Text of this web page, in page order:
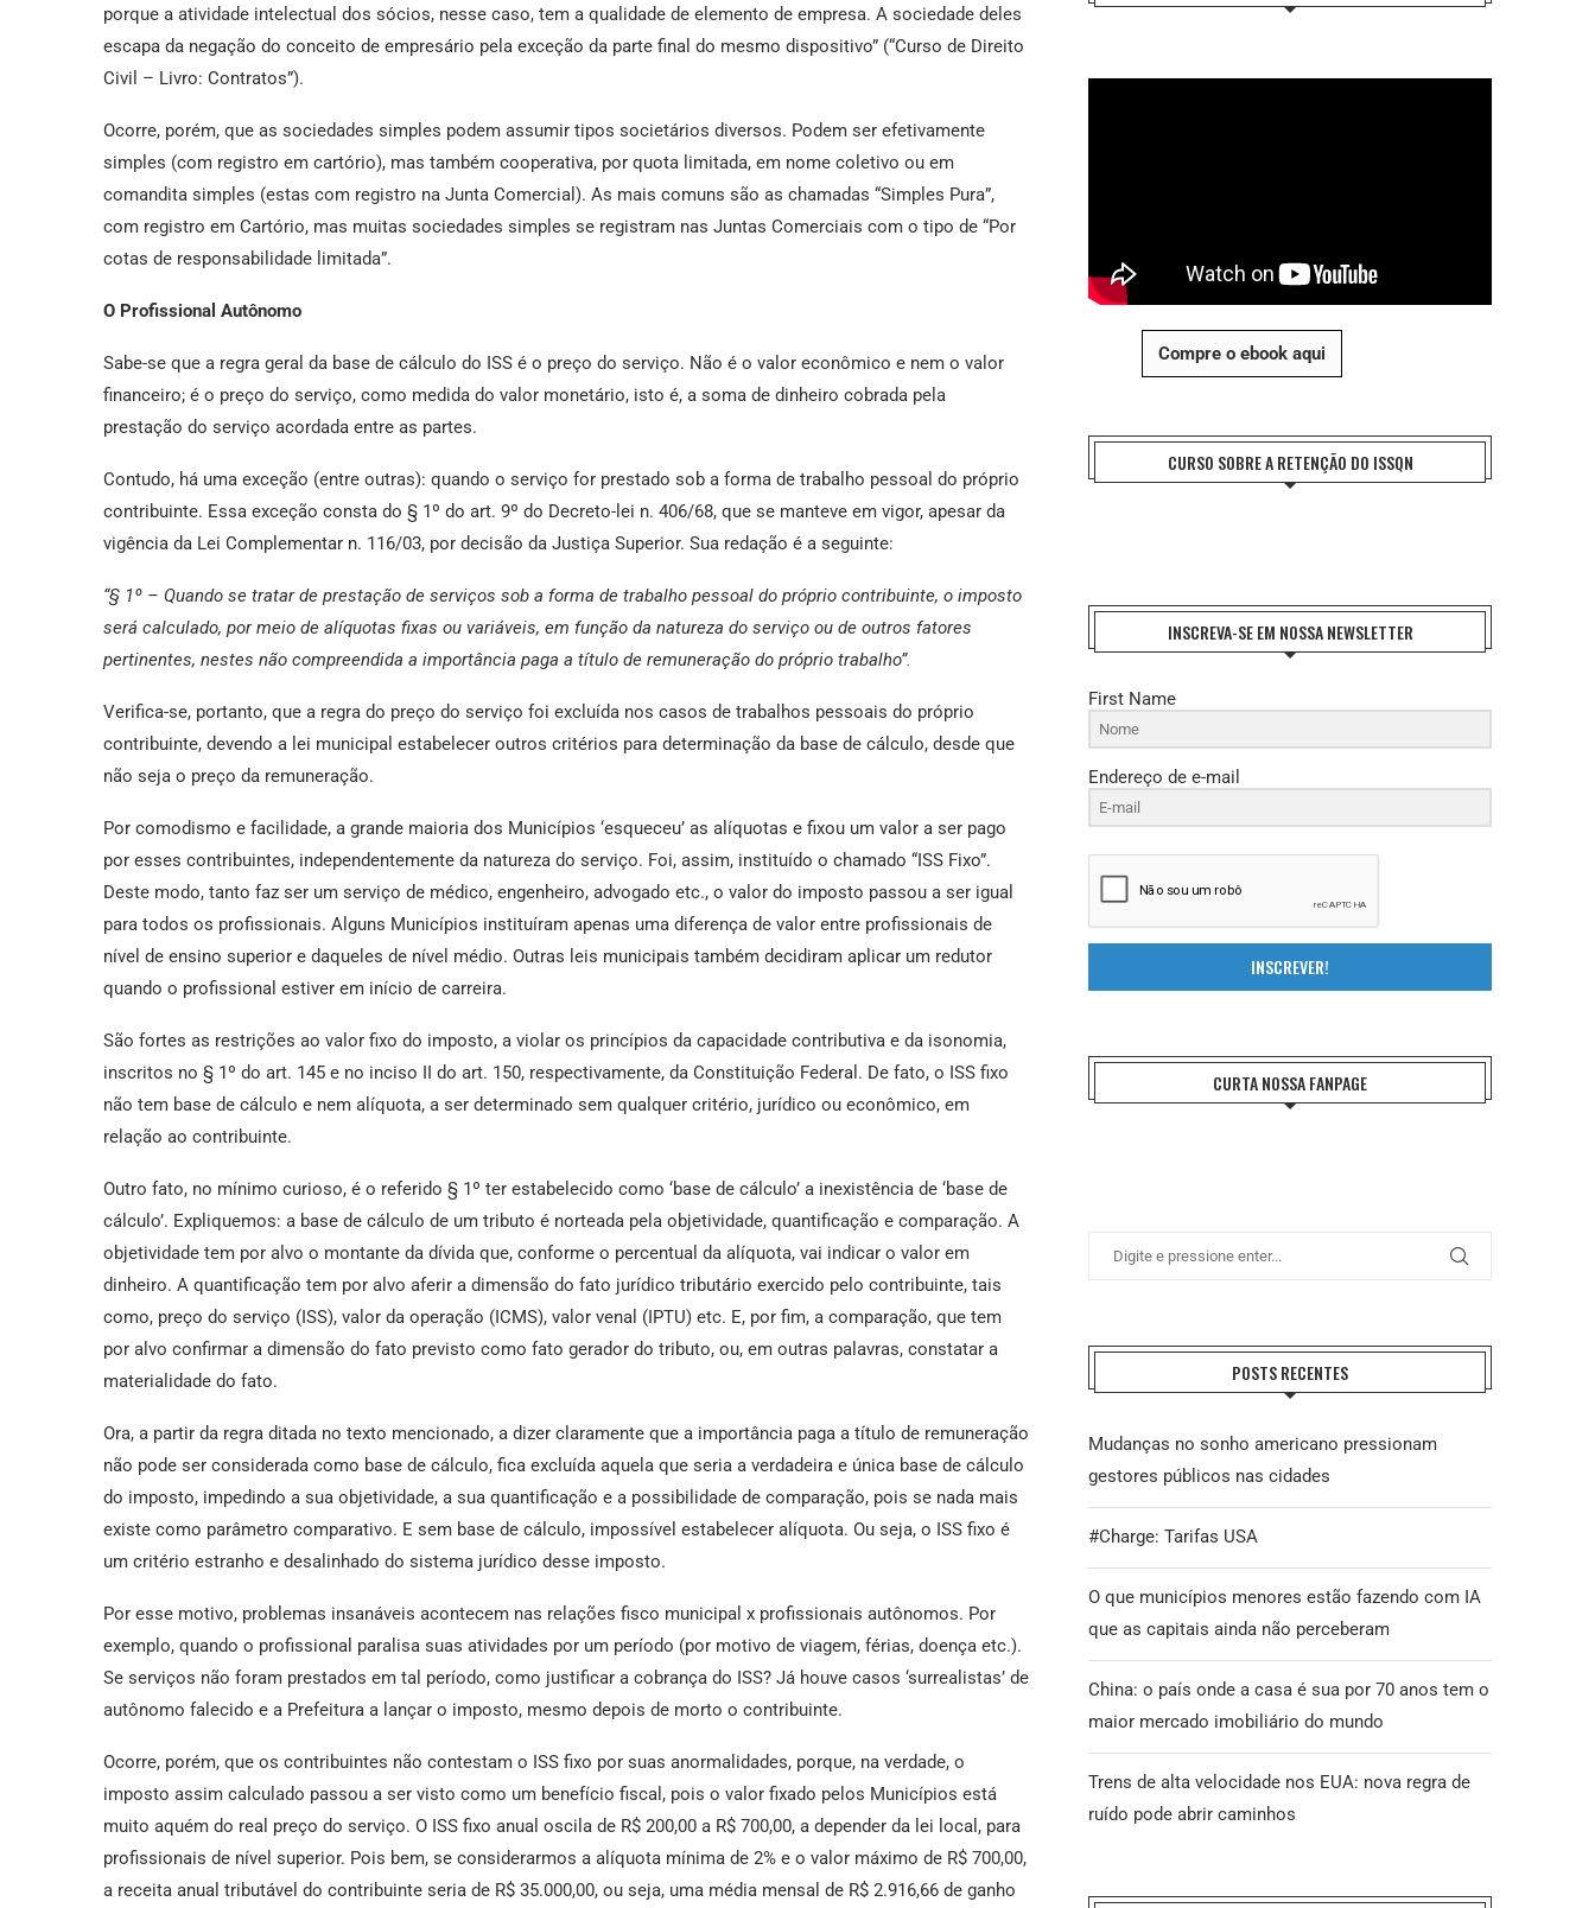
porque a atividade intelectual dos sócios, nesse caso, tem a qualidade de elemento de empresa. A sociedade deles
escapa da negação do conceito de empresário pela exceção da parte final do mesmo dispositivo” (“Curso de Direito
Civil – Livro: Contratos”).
Ocorre, porém, que as sociedades simples podem assumir tipos societários diversos. Podem ser efetivamente
simples (com registro em cartório), mas também cooperativa, por quota limitada, em nome coletivo ou em
comandita simples (estas com registro na Junta Comercial). As mais comuns são as chamadas “Simples Pura”,
com registro em Cartório, mas muitas sociedades simples se registram nas Juntas Comerciais com o tipo de “Por
cotas de responsabilidade limitada”.
O Profissional Autônomo
Sabe-se que a regra geral da base de cálculo do ISS é o preço do serviço. Não é o valor econômico e nem o valor
financeiro; é o preço do serviço, como medida do valor monetário, isto é, a soma de dinheiro cobrada pela
prestação do serviço acordada entre as partes.
Contudo, há uma exceção (entre outras): quando o serviço for prestado sob a forma de trabalho pessoal do próprio
contribuinte. Essa exceção consta do § 1º do art. 9º do Decreto-lei n. 406/68, que se manteve em vigor, apesar da
vigência da Lei Complementar n. 116/03, por decisão da Justiça Superior. Sua redação é a seguinte:
“§ 1º – Quando se tratar de prestação de serviços sob a forma de trabalho pessoal do próprio contribuinte, o imposto
será calculado, por meio de alíquotas fixas ou variáveis, em função da natureza do serviço ou de outros fatores
pertinentes, nestes não compreendida a importância paga a título de remuneração do próprio trabalho”.
Verifica-se, portanto, que a regra do preço do serviço foi excluída nos casos de trabalhos pessoais do próprio
contribuinte, devendo a lei municipal estabelecer outros critérios para determinação da base de cálculo, desde que
não seja o preço da remuneração.
Por comodismo e facilidade, a grande maioria dos Municípios ‘esqueceu’ as alíquotas e fixou um valor a ser pago
por esses contribuintes, independentemente da natureza do serviço. Foi, assim, instituído o chamado “ISS Fixo”.
Deste modo, tanto faz ser um serviço de médico, engenheiro, advogado etc., o valor do imposto passou a ser igual
para todos os profissionais. Alguns Municípios instituíram apenas uma diferença de valor entre profissionais de
nível de ensino superior e daqueles de nível médio. Outras leis municipais também decidiram aplicar um redutor
quando o profissional estiver em início de carreira.
São fortes as restrições ao valor fixo do imposto, a violar os princípios da capacidade contributiva e da isonomia,
inscritos no § 1º do art. 145 e no inciso II do art. 150, respectivamente, da Constituição Federal. De fato, o ISS fixo
não tem base de cálculo e nem alíquota, a ser determinado sem qualquer critério, jurídico ou econômico, em
relação ao contribuinte.
Outro fato, no mínimo curioso, é o referido § 1º ter estabelecido como ‘base de cálculo’ a inexistência de ‘base de
cálculo’. Expliquemos: a base de cálculo de um tributo é norteada pela objetividade, quantificação e comparação. A
objetividade tem por alvo o montante da dívida que, conforme o percentual da alíquota, vai indicar o valor em
dinheiro. A quantificação tem por alvo aferir a dimensão do fato jurídico tributário exercido pelo contribuinte, tais
como, preço do serviço (ISS), valor da operação (ICMS), valor venal (IPTU) etc. E, por fim, a comparação, que tem
por alvo confirmar a dimensão do fato previsto como fato gerador do tributo, ou, em outras palavras, constatar a
materialidade do fato.
Ora, a partir da regra ditada no texto mencionado, a dizer claramente que a importância paga a título de remuneração
não pode ser considerada como base de cálculo, fica excluída aquela que seria a verdadeira e única base de cálculo
do imposto, impedindo a sua objetividade, a sua quantificação e a possibilidade de comparação, pois se nada mais
existe como parâmetro comparativo. E sem base de cálculo, impossível estabelecer alíquota. Ou seja, o ISS fixo é
um critério estranho e desalinhado do sistema jurídico desse imposto.
Por esse motivo, problemas insanáveis acontecem nas relações fisco municipal x profissionais autônomos. Por
exemplo, quando o profissional paralisa suas atividades por um período (por motivo de viagem, férias, doença etc.).
Se serviços não foram prestados em tal período, como justificar a cobrança do ISS? Já houve casos ‘surrealistas’ de
autônomo falecido e a Prefeitura a lançar o imposto, mesmo depois de morto o contribuinte.
Ocorre, porém, que os contribuintes não contestam o ISS fixo por suas anormalidades, porque, na verdade, o
imposto assim calculado passou a ser visto como um benefício fiscal, pois o valor fixado pelos Municípios está
muito aquém do real preço do serviço. O ISS fixo anual oscila de R$ 200,00 a R$ 700,00, a depender da lei local, para
profissionais de nível superior. Pois bem, se considerarmos a alíquota mínima de 2% e o valor máximo de R$ 700,00,
a receita anual tributável do contribuinte seria de R$ 35.000,00, ou seja, uma média mensal de R$ 2.916,66 de ganho
Compre o ebook aqui
CURSO SOBRE A RETENÇÃO DO ISSQN
INSCREVA-SE EM NOSSA NEWSLETTER
First Name
Endereço de e-mail
INSCREVER!
CURTA NOSSA FANPAGE
POSTS RECENTES
Mudanças no sonho americano pressionam
gestores públicos nas cidades
#Charge: Tarifas USA
O que municípios menores estão fazendo com IA
que as capitais ainda não perceberam
China: o país onde a casa é sua por 70 anos tem o
maior mercado imobiliário do mundo
Trens de alta velocidade nos EUA: nova regra de
ruído pode abrir caminhos